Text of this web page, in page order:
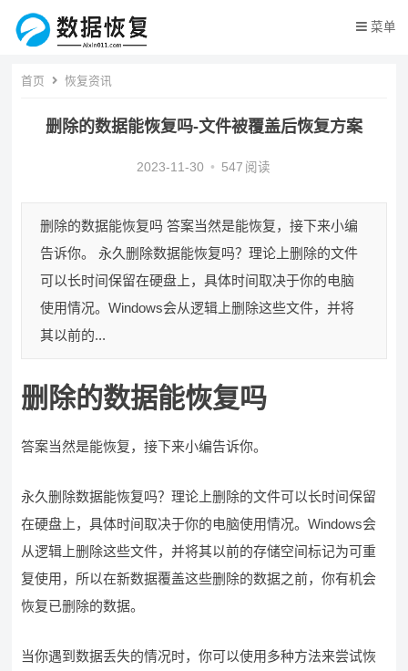
菜单
首页 恢复资讯
删除的数据能恢复吗-文件被覆盖后恢复方案
2023-11-30 • 547 阅读
删除的数据能恢复吗 答案当然是能恢复，接下来小编
告诉你。 永久删除数据能恢复吗？理论上删除的文件
可以长时间保留在硬盘上，具体时间取决于你的电脑
使用情况。Windows会从逻辑上删除这些文件，并将
其以前的...
删除的数据能恢复吗
答案当然是能恢复，接下来小编告诉你。
永久删除数据能恢复吗？理论上删除的文件可以长时间保留
在硬盘上，具体时间取决于你的电脑使用情况。Windows会
从逻辑上删除这些文件，并将其以前的存储空间标记为可重
复使用，所以在新数据覆盖这些删除的数据之前，你有机会
恢复已删除的数据。
当你遇到数据丢失的情况时，你可以使用多种方法来尝试恢